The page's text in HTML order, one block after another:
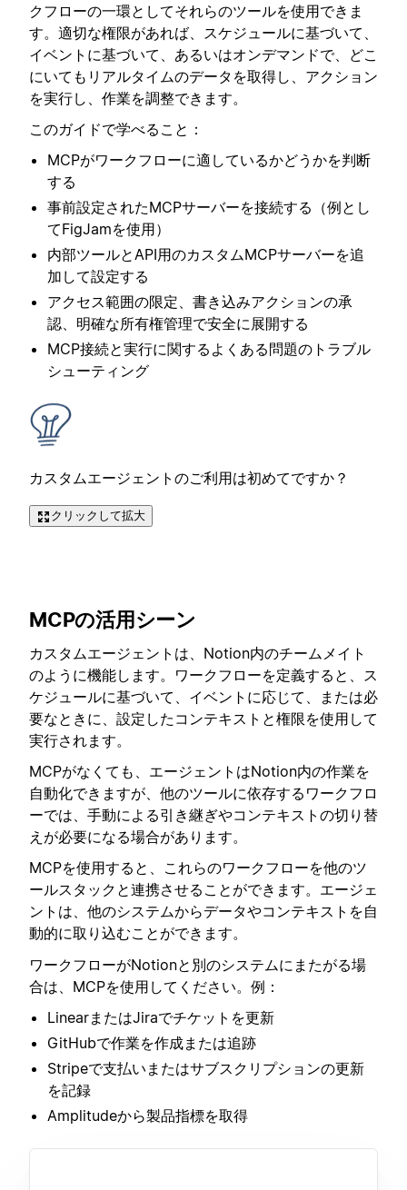
クフローの一環としてそれらのツールを使用できま
す。適切な権限があれば、スケジュールに基づいて、
イベントに基づいて、あるいはオンデマンドで、どこ
にいてもリアルタイムのデータを取得し、アクション
を実行し、作業を調整できます。
このガイドで学べること：
MCPがワークフローに適しているかどうかを判断
する
事前設定されたMCPサーバーを接続する（例とし
てFigJamを使用）
内部ツールとAPI用のカスタムMCPサーバーを追
加して設定する
アクセス範囲の限定、書き込みアクションの承
認、明確な所有権管理で安全に展開する
MCP接続と実行に関するよくある問題のトラブル
シューティング
カスタムエージェントのご利用は初めてですか？
クリックして拡大
MCPの活用シーン
カスタムエージェントは、Notion内のチームメイト
のように機能します。ワークフローを定義すると、ス
ケジュールに基づいて、イベントに応じて、または必
要なときに、設定したコンテキストと権限を使用して
実行されます。
MCPがなくても、エージェントはNotion内の作業を
自動化できますが、他のツールに依存するワークフロ
ーでは、手動による引き継ぎやコンテキストの切り替
えが必要になる場合があります。
MCPを使用すると、これらのワークフローを他のツ
ールスタックと連携させることができます。エージェ
ントは、他のシステムからデータやコンテキストを自
動的に取り込むことができます。
ワークフローがNotionと別のシステムにまたがる場
合は、MCPを使用してください。例：
LinearまたはJiraでチケットを更新
GitHubで作業を作成または追跡
Stripeで支払いまたはサブスクリプションの更新
を記録
Amplitudeから製品指標を取得